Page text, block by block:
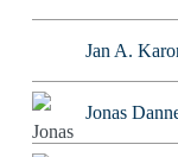
Jan A.
Jonas